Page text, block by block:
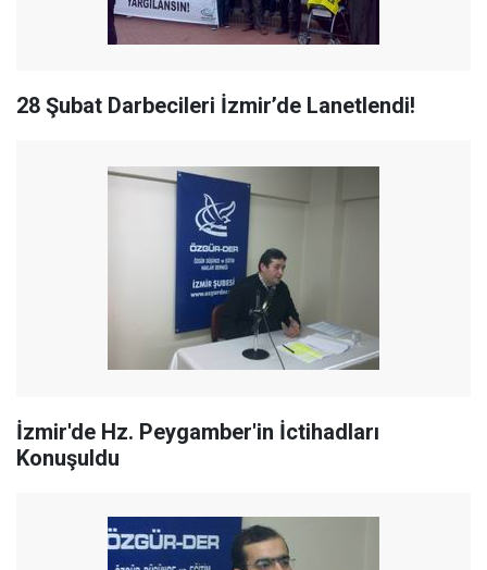
28 Şubat Darbecileri İzmir’de Lanetlendi!
İzmir'de Hz. Peygamber'in İctihadları
Konuşuldu